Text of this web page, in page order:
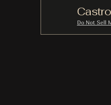
Do Not Sell